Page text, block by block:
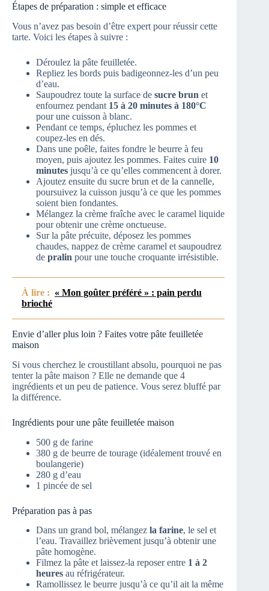
Étapes de préparation : simple et efficace
Vous n’avez pas besoin d’être expert pour réussir cette
tarte. Voici les étapes à suivre :
Déroulez la pâte feuilletée.
Repliez les bords puis badigeonnez-les d’un peu
d’eau.
Saupoudrez toute la surface de sucre brun et
enfournez pendant 15 à 20 minutes à 180°C
pour une cuisson à blanc.
Pendant ce temps, épluchez les pommes et
coupez-les en dés.
Dans une poêle, faites fondre le beurre à feu
moyen, puis ajoutez les pommes. Faites cuire 10
minutes jusqu’à ce qu’elles commencent à dorer.
Ajoutez ensuite du sucre brun et de la cannelle,
poursuivez la cuisson jusqu’à ce que les pommes
soient bien fondantes.
Mélangez la crème fraîche avec le caramel liquide
pour obtenir une crème onctueuse.
Sur la pâte précuite, déposez les pommes
chaudes, nappez de crème caramel et saupoudrez
de pralin pour une touche croquante irrésistible.
À lire : « Mon goûter préféré » : pain perdu
brioché
Envie d’aller plus loin ? Faites votre pâte feuilletée
maison
Si vous cherchez le croustillant absolu, pourquoi ne pas
tenter la pâte maison ? Elle ne demande que 4
ingrédients et un peu de patience. Vous serez bluffé par
la différence.
Ingrédients pour une pâte feuilletée maison
500 g de farine
380 g de beurre de tourage (idéalement trouvé en
boulangerie)
280 g d’eau
1 pincée de sel
Préparation pas à pas
Dans un grand bol, mélangez la farine, le sel et
l’eau. Travaillez brièvement jusqu’à obtenir une
pâte homogène.
Filmez la pâte et laissez-la reposer entre 1 à 2
heures au réfrigérateur.
Ramollissez le beurre jusqu’à ce qu’il ait la même